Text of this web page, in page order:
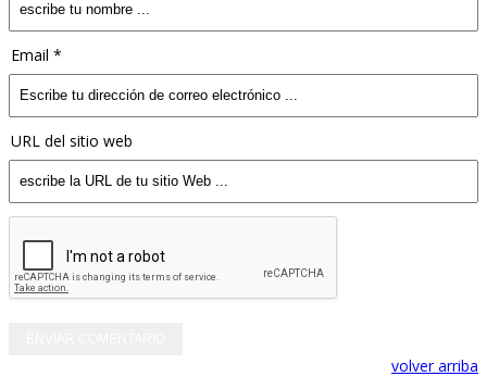
Email *
URL del sitio web
volver arriba